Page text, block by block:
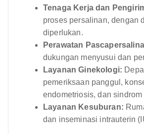
Tenaga Kerja dan
proses persalinan, dengan
diperlukan.
Perawatan
dukungan menyusui dan
Layanan Ginekologi:
pemeriksaan panggul,
endometriosis, dan
Layanan Kesuburan:
dan inseminasi intrauterin